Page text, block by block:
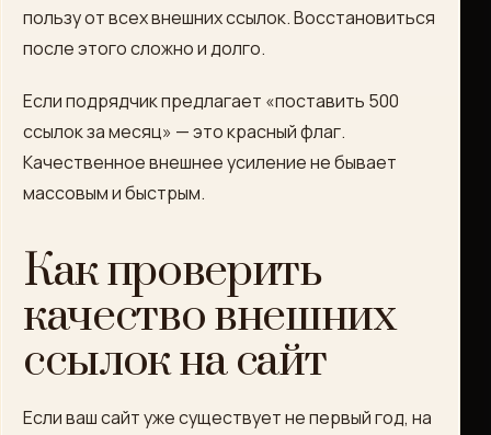
пользу от всех внешних ссылок. Восстановиться
после этого сложно и долго.
Если подрядчик предлагает «поставить 500
ссылок за месяц» — это красный флаг.
Качественное внешнее усиление не бывает
массовым и быстрым.
Как проверить
качество внешних
ссылок на сайт
Если ваш сайт уже существует не первый год, на